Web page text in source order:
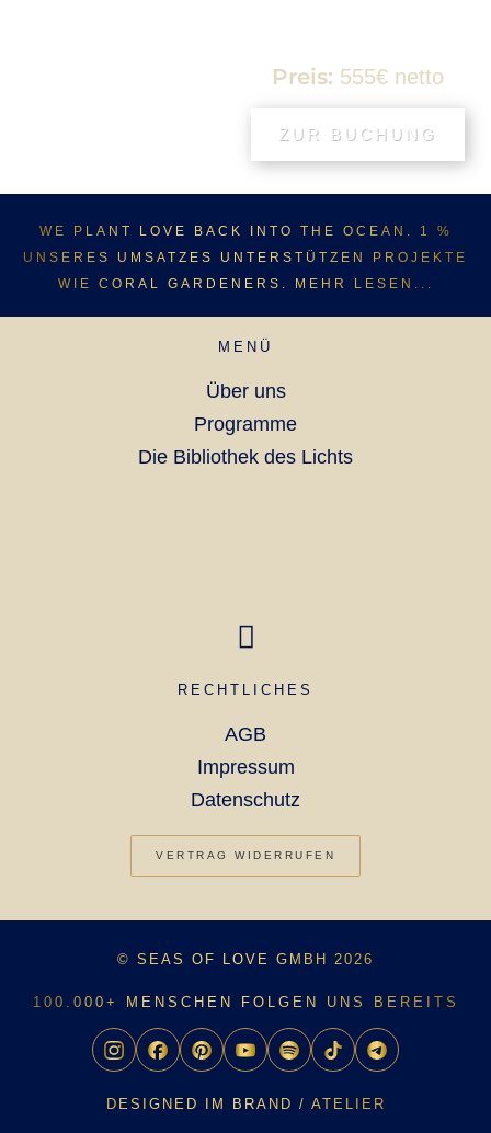
Preis: 555€ netto
ZUR BUCHUNG
WE PLANT LOVE BACK INTO THE OCEAN. 1 %
UNSERES UMSATZES UNTERSTÜTZEN PROJEKTE
WIE CORAL GARDENERS. MEHR LESEN...
MENÜ
Über uns
Programme
Die Bibliothek des Lichts
RECHTLICHES
AGB
Impressum
Datenschutz
VERTRAG WIDERRUFEN
© SEAS OF LOVE GMBH 2026
100.000+ MENSCHEN FOLGEN UNS BEREITS
DESIGNED IM BRAND / ATELIER